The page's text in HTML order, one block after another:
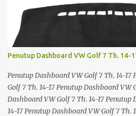
Penutup Dashboard VW Golf 7 Th. 14-
Penutup Dashboard VW Golf 7 Th. 14-17
Golf 7 Th. 14-17 Penutup Dashboard VW
Dashboard VW Golf 7 Th. 14-17 Penutup
14-17 Penutup Dashboard VW Golf 7 Th.